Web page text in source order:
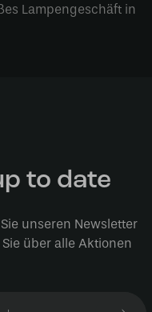
Lampengeschäft in
to date
unseren Newsletter
über alle Aktionen